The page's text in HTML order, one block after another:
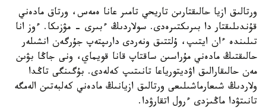
ورتالىق ازيا حالىقتارىن تاريحي تامىر عانا ەمەس، ورتاق مادەني
قۇندىلىقتار دا بىرىكتىرەدى. سولاردىڭ ءبىرى - مۋزىكا. ءوز انا
تىلىندە ءان ايتىپ، ۇلتتىق ونەردى دارىپتەپ جۇرگەن انشىلەر
حالىقتىڭ مادەني مۇراسىن ساقتاپ قانا قويماي، ونى جاڭا بۋىن
مەن حالىقارالىق اۋديتورياعا تانىتىپ كەلەدى. بۇگىنگى تاڭدا
ولاردىڭ شىعارماشىلىعى ورتالىق ازيانىڭ مادەني كەلبەتىن الەمگە
تانىتۋدا ماڭىزدى ءرول اتقارۋدا.